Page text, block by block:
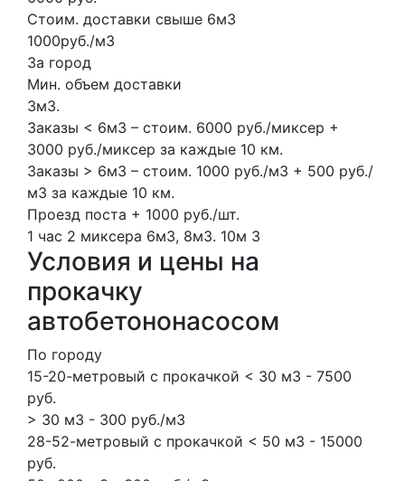
Стоим. доставки свыше 6м3
1000руб./м3
За город
Мин. объем доставки
3м3.
Заказы < 6м3 – стоим. 6000 руб./миксер +
3000 руб./миксер за каждые 10 км.
Заказы > 6м3 – стоим. 1000 руб./м3 + 500 руб./
м3 за каждые 10 км.
Проезд поста + 1000 руб./шт.
1 час 2 миксера 6м3, 8м3. 10м 3
Условия и цены на
прокачку
автобетононасосом
По городу
15-20-метровый с прокачкой < 30 м3 - 7500
руб.
> 30 м3 - 300 руб./м3
28-52-метровый с прокачкой < 50 м3 - 15000
руб.